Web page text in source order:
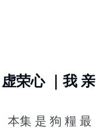
荣心 ｜我 亲
本集 是 狗 糧 最